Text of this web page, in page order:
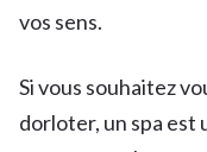
vos sens.
Si vous souhaitez
dorloter, un spa est